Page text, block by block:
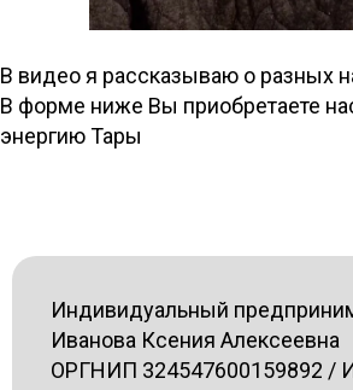
В видео я рассказываю о разных
В форме ниже Вы приобретаете
энергию Тары
Индивидуальный
Иванова Ксения Алексеевна
ОРГНИП 324547600159892 /